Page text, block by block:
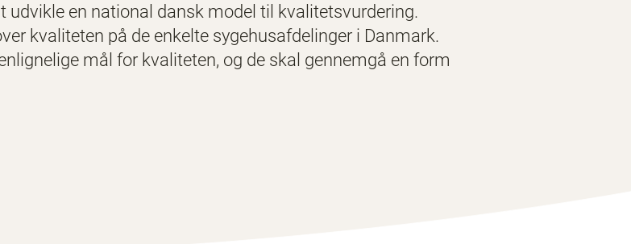
udvikle en national dansk model til kvalitetsvurdering.
kvaliteten på de enkelte sygehusafdelinger i Danmark.
mål for kvaliteten, og de skal gennemgå en form